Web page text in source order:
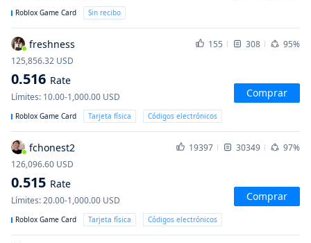
Roblox Game Card Sin recibo
freshness 155 308
95%
125,856.32 USD
0.516 Rate
Límites: 10.00-1,000.00 USD Comprar
Roblox Game Card Tarjeta física Códigos electrónicos
fchonest2 19397 30349
97%
126,096.60 USD
0.515 Rate
Límites:20.00-1,000.00 USD Comprar
Roblox Game Card Tarjeta física Códigos electrónicos